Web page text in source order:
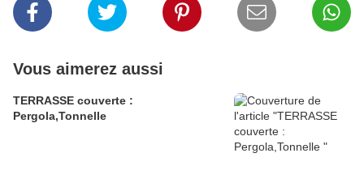
Vous aimerez aussi
TERRASSE couverte :
Pergola,Tonnelle